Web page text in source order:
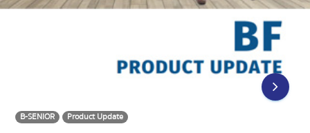
B-SENIOR Product Update